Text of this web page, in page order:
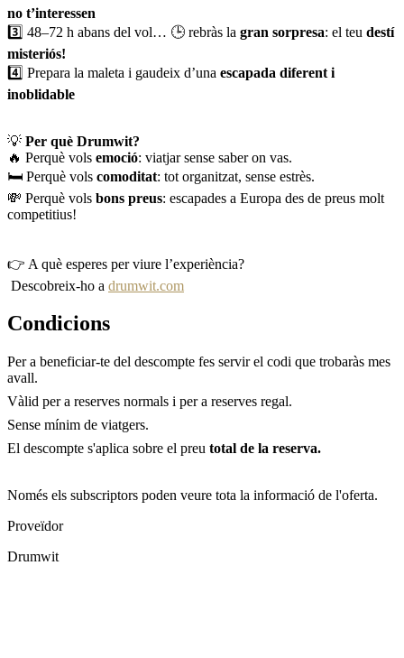
no t’interessen
3️⃣ 48–72 h abans del vol… 🕒 rebràs la gran sorpresa: el teu destí
misteriós!
4️⃣ Prepara la maleta i gaudeix d’una escapada diferent i
inoblidable
💡 Per què Drumwit?
🔥 Perquè vols emoció: viatjar sense saber on vas.
🛏️ Perquè vols comoditat: tot organitzat, sense estrès.
💸 Perquè vols bons preus: escapades a Europa des de preus molt
competitius!
👉 A què esperes per viure l’experiència?
Descobreix-ho a drumwit.com
Condicions
Per a beneficiar-te del descompte fes servir el codi que trobaràs mes
avall.
Vàlid per a reserves normals i per a reserves regal.
Sense mínim de viatgers.
El descompte s'aplica sobre el preu total de la reserva.
Només els subscriptors poden veure tota la informació de l'oferta.
Proveïdor
Drumwit